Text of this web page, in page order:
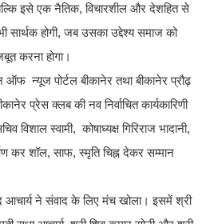
इसे एक नैतिक, विचारशील और देशहित से
सार्थक होगी, जब उसका उद्देश्य समाज को
करना होगा।
न्यूज पोर्टल बीकानेर तथा बीकानेर प्रौढ़
प्रेस क्लब की नव निर्वाचित कार्यकारिणी
विशाल स्वामी, कोषाध्यक्ष गिरिराज भादानी,
कर शॉल, साफ, स्मृति चिह्न देकर सम्मान
ने संवाद के लिए मंच खोला। इसमें श्री